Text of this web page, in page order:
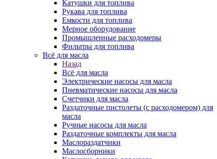
Катушки для топлива
Рукава для топлива
Емкости для топлива
Мерное оборудование
Промышленные расходомеры
Фильтры для топлива
Всё для масла
Назад
Всё для масла
Электрические насосы для масла
Пневматические насосы для масла
Счетчики для масла
Раздаточные пистолеты (с расходомером) для
масла
Ручные насосы для масла
Раздаточные комплекты для масла
Маслораздатчики
Маслосборники